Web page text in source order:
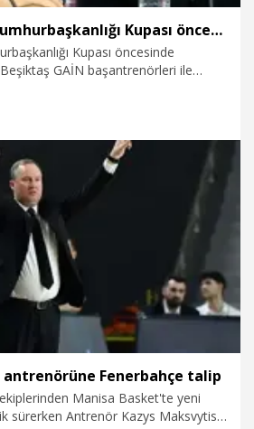
38'inci Erkekler Cumhurbaşkanlığı Kupası öncesinde basın toplantısı düzenlendi
Kupası öncesinde
GAİN başantrenörleri ile
Fenerbahçe talip
Manisa Basket'te yeni
sürerken Antrenör Kazys Maksvytis'e